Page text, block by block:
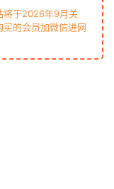
将于2026年9月关
的会员加微信进网